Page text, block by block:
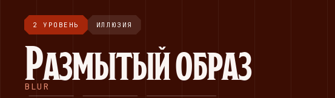
2 УРОВЕНЬ ИЛЛЮЗИЯ
Размытый образ
BLUR